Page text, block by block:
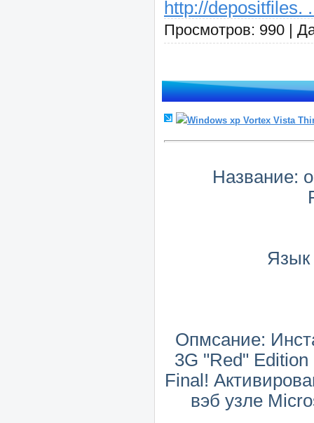
http://depositfiles.
Просмотров: 990 |
Windows xp Vortex Vista
Название:
Язык
Опмсание:
3G "Red" Edition
Final!
вэб узле